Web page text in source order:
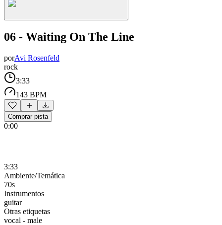
06 - Waiting On The Line
porAvi Rosenfeld
rock
3:33
143 BPM
Comprar pista
0:00
3:33
Ambiente/Temática
70s
Instrumentos
guitar
Otras etiquetas
vocal - male